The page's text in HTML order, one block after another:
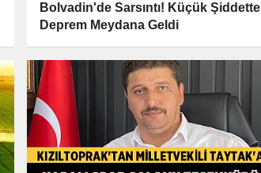
Bolvadin'de Sarsıntı! Küçük Şiddette
Deprem Meydana Geldi